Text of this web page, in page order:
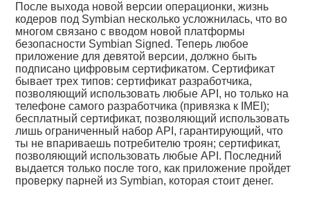
После выхода новой версии операционки, жизнь
кодеров под Symbian несколько усложнилась, что во
многом связано с вводом новой платформы
безопасности Symbian Signed. Теперь любое
приложение для девятой версии, должно быть
подписано цифровым сертификатом. Сертификат
бывает трех типов: сертификат разработчика,
позволяющий использовать любые API, но только на
телефоне самого разработчика (привязка к IMEI);
бесплатный сертификат, позволяющий использовать
лишь ограниченный набор API, гарантирующий, что
ты не впариваешь потребителю троян; сертификат,
позволяющий использовать любые API. Последний
выдается только после того, как приложение пройдет
проверку парней из Symbian, которая стоит денег.